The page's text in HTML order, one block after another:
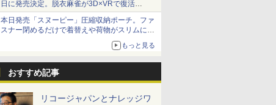
日に発売決定。脱衣麻雀が3D×VRで復活
発売から2週間は20%オフになるセールが実施
本日発売「スヌーピー」圧縮収納ポーチ。ファ
スナー閉めるだけで着替えや荷物がスリムにま
もっと見る
おすすめ記事
リコージャパンとナレッジワ